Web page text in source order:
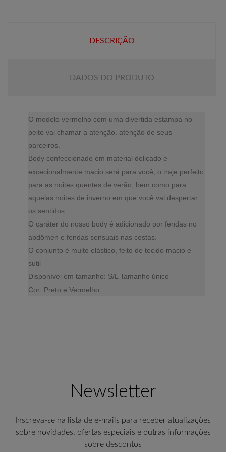
DESCRIÇÃO
DADOS DO PRODUTO
O modelo vermelho com uma divertida estampa no
peito vai chamar a atenção. atenção de seus
parceiros.
Body confeccionado em material delicado e
excecionalmente macio será para você, o traje perfeito
para as noites quentes de verão, bem como para
aquelas noites de inverno em que você vai despertar
os sentidos.
O caráter do nosso body é adicionado por fendas no
abdômen e fendas sensuais nas costas.
O conjunto é muito elástico, feito de tecido macio e
sutil
Disponível em tamanho: S/L Tamanho único
Cor: Preto e Vermelho
Newsletter
Inscreva-se na lista de e-mails para receber atualizações
sobre novidades, ofertas especiais e outras informações
sobre descontos